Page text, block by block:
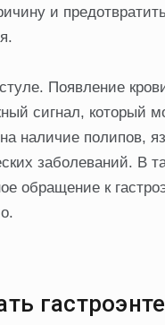
и
Появление
сигнал, который
наличие полипов,
заболеваний. В
обращение к